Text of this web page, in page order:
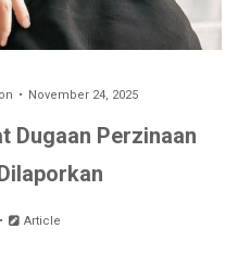
November 24, 2025
Dugaan Perzinaan
Article